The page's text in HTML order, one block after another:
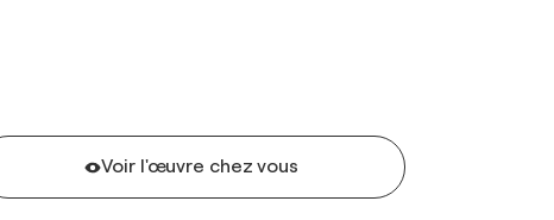
Voir l'œuvre chez vous